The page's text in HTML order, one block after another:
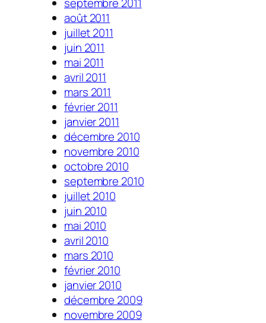
août 2011
juillet 2011
juin 2011
mai 2011
avril 2011
mars 2011
février 2011
janvier 2011
décembre 2010
novembre 2010
octobre 2010
septembre 2010
juillet 2010
juin 2010
mai 2010
avril 2010
mars 2010
février 2010
janvier 2010
décembre 2009
novembre 2009